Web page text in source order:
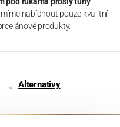
nabídnout pouze kvalitní
produkty.
Alternativy